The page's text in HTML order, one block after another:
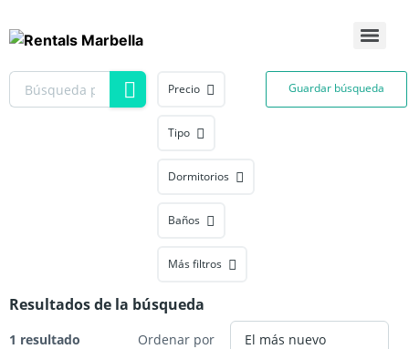
Guardar búsqueda
Precio
Tipo
Dormitorios
Baños
Más filtros
Resultados de la búsqueda
1 resultado Ordenar por